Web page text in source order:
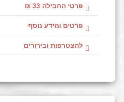
פרטי החבילה 33 ₪
פרטים ומידע נוסף
להצטרפות ובירורים